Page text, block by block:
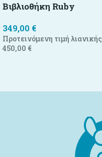
Βιβλιοθήκη Ruby
349,00 €
Προτεινόμενη τιμή λιανικής
450,00 €